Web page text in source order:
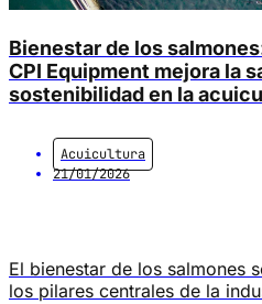
Bienestar de los
CPI Equipment mejora la
sostenibilidad en la
Acuicultura
21/01/2026
El bienestar de los salmones
los pilares centrales de la